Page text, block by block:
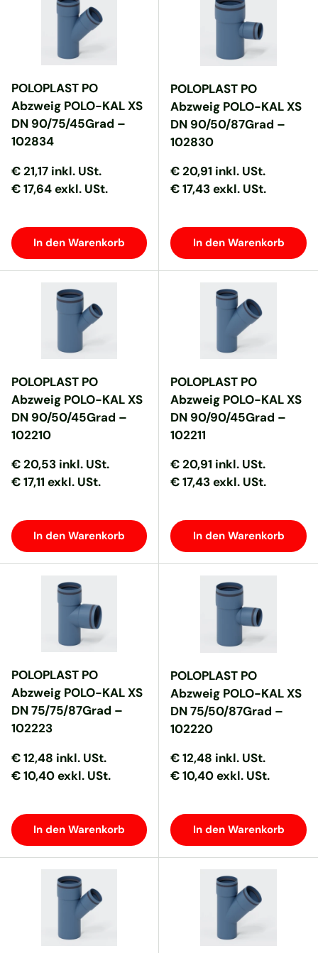
POLOPLAST PO
Abzweig POLO-KAL XS
DN 90/75/45Grad –
102834
Normaler Preis
Normaler Preis
€ 21,17 inkl. USt.
€ 17,64 exkl. USt.
In den Warenkorb
POLOPLAST PO
Abzweig POLO-KAL XS
DN 90/50/87Grad –
102830
Normaler Preis
Normaler Preis
€ 20,91 inkl. USt.
€ 17,43 exkl. USt.
In den Warenkorb
POLOPLAST PO
Abzweig POLO-KAL XS
DN 90/50/45Grad –
102210
Normaler Preis
Normaler Preis
€ 20,53 inkl. USt.
€ 17,11 exkl. USt.
In den Warenkorb
POLOPLAST PO
Abzweig POLO-KAL XS
DN 90/90/45Grad –
102211
Normaler Preis
Normaler Preis
€ 20,91 inkl. USt.
€ 17,43 exkl. USt.
In den Warenkorb
POLOPLAST PO
Abzweig POLO-KAL XS
DN 75/75/87Grad –
102223
Normaler Preis
Normaler Preis
€ 12,48 inkl. USt.
€ 10,40 exkl. USt.
In den Warenkorb
POLOPLAST PO
Abzweig POLO-KAL XS
DN 75/50/87Grad –
102220
Normaler Preis
Normaler Preis
€ 12,48 inkl. USt.
€ 10,40 exkl. USt.
In den Warenkorb